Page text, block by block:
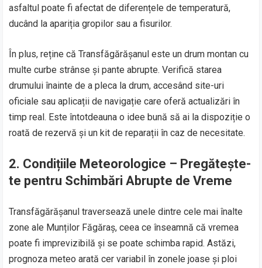
asfaltul poate fi afectat de diferențele de temperatură,
ducând la apariția gropilor sau a fisurilor.
În plus, reține că Transfăgărășanul este un drum montan cu
multe curbe strânse și pante abrupte. Verifică starea
drumului înainte de a pleca la drum, accesând site-uri
oficiale sau aplicații de navigație care oferă actualizări în
timp real. Este întotdeauna o idee bună să ai la dispoziție o
roată de rezervă și un kit de reparații în caz de necesitate.
2. Condițiile Meteorologice – Pregătește-
te pentru Schimbări Abrupte de Vreme
Transfăgărășanul traversează unele dintre cele mai înalte
zone ale Munților Făgăraș, ceea ce înseamnă că vremea
poate fi imprevizibilă și se poate schimba rapid. Astăzi,
prognoza meteo arată cer variabil în zonele joase și ploi